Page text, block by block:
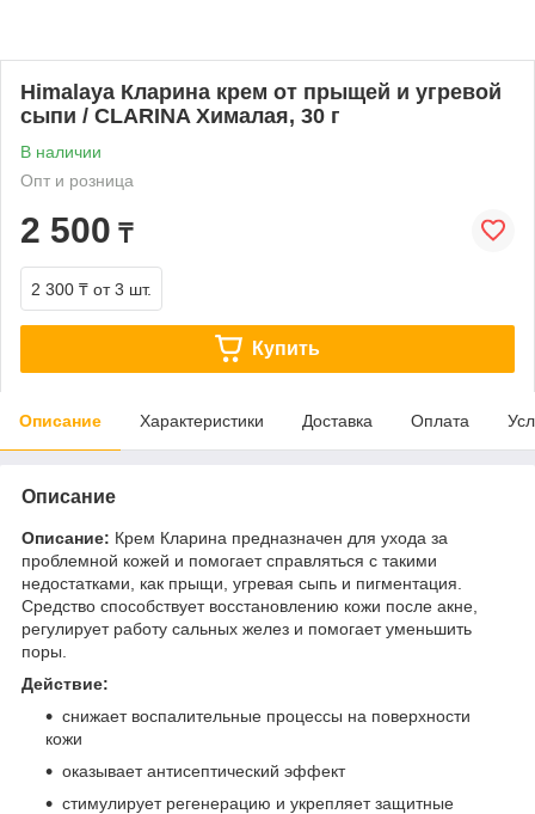
Himalaya Кларина крем от прыщей и угревой
сыпи / CLARINA Хималая, 30 г
В наличии
Опт и розница
2 500 ₸
2 300 ₸ от 3 шт.
Купить
Описание Характеристики Доставка Оплата
Описание
Описание: Крем Кларина предназначен для ухода за
проблемной кожей и помогает справляться с такими
недостатками, как прыщи, угревая сыпь и пигментация.
Средство способствует восстановлению кожи после акне,
регулирует работу сальных желез и помогает уменьшить
поры.
Действие:
снижает воспалительные процессы на поверхности
кожи
оказывает антисептический эффект
стимулирует регенерацию и укрепляет защитные